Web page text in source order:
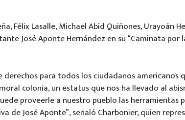
Félix Lasalle, Michael Abid Quiñones, Urayoán
José Aponte Hernández en su “Caminata
para todos los ciudadanos americanos
colonia, un estatus que nos ha llevado al
proveerle a nuestro pueblo las herramientas
José Aponte”, señaló Charbonier, quien